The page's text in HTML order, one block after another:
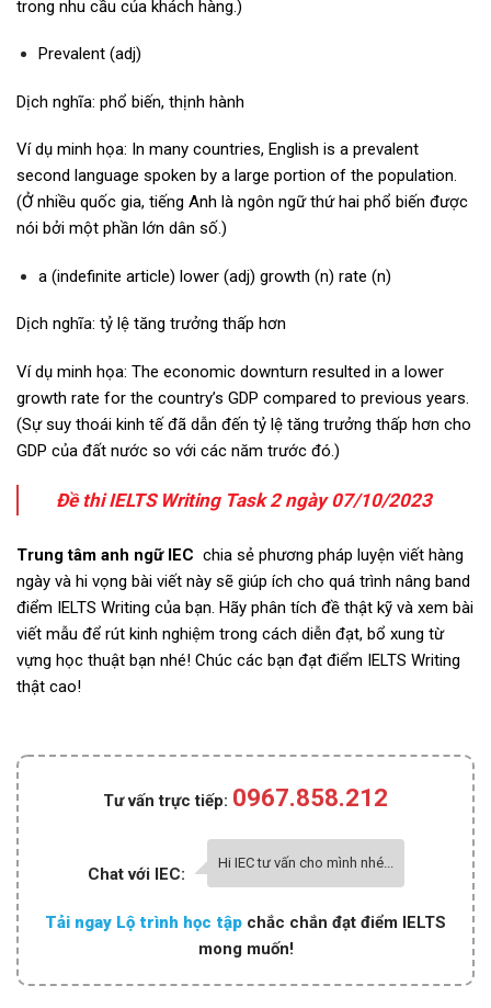
trong nhu cầu của khách hàng.)
Prevalent (adj)
Dịch nghĩa: phổ biến, thịnh hành
Ví dụ minh họa: In many countries, English is a prevalent
second language spoken by a large portion of the population.
(Ở nhiều quốc gia, tiếng Anh là ngôn ngữ thứ hai phổ biến được
nói bởi một phần lớn dân số.)
a (indefinite article) lower (adj) growth (n) rate (n)
Dịch nghĩa: tỷ lệ tăng trưởng thấp hơn
Ví dụ minh họa: The economic downturn resulted in a lower
growth rate for the country’s GDP compared to previous years.
(Sự suy thoái kinh tế đã dẫn đến tỷ lệ tăng trưởng thấp hơn cho
GDP của đất nước so với các năm trước đó.)
Đề thi IELTS Writing Task 2 ngày 07/10/2023
Trung tâm anh ngữ IEC chia sẻ phương pháp luyện viết hàng
ngày và hi vọng bài viết này sẽ giúp ích cho quá trình nâng band
điểm IELTS Writing của bạn. Hãy phân tích đề thật kỹ và xem bài
viết mẫu để rút kinh nghiệm trong cách diễn đạt, bổ xung từ
vựng học thuật bạn nhé! Chúc các bạn đạt điểm IELTS Writing
thật cao!
Tư vấn trực tiếp: 0967.858.212
Chat với IEC:
Hi IEC tư vấn cho mình nhé...
Tải ngay Lộ trình học tập chắc chắn đạt điểm IELTS
mong muốn!